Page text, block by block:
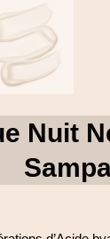
Nuit